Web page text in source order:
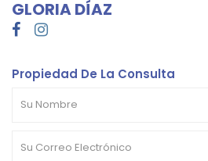
GLORIA DÍAZ
Propiedad De La Consulta